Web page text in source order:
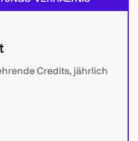
Credits, jährlich